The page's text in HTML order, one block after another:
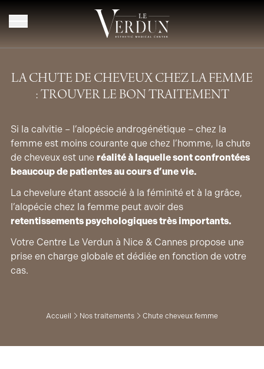
LA CHUTE DE CHEVEUX CHEZ LA FEMME
: TROUVER LE BON TRAITEMENT
Si la calvitie – l’alopécie androgénétique – chez la
femme est moins courante que chez l’homme, la chute
de cheveux est une réalité à laquelle sont confrontées
beaucoup de patientes au cours d’une vie.
La chevelure étant associé à la féminité et à la grâce,
l’alopécie chez la femme peut avoir des
retentissements psychologiques très importants.
Votre Centre Le Verdun à Nice & Cannes propose une
prise en charge globale et dédiée en fonction de votre
cas.
Accueil Nos traitements Chute cheveux femme